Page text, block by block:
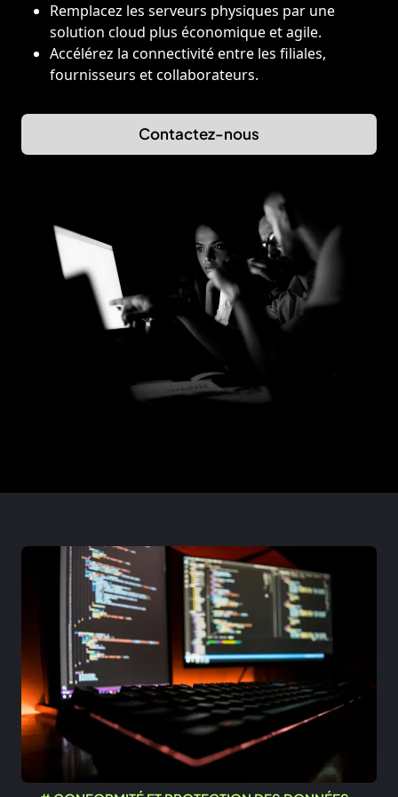
Remplacez les serveurs physiques par une
solution cloud plus économique et agile.
Accélérez la connectivité entre les filiales,
fournisseurs et collaborateurs.
Contactez-nous